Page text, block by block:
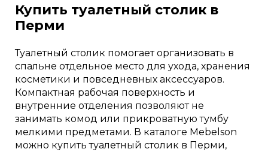
Купить туалетный столик в
Перми
Туалетный столик помогает организовать в
спальне отдельное место для ухода, хранения
косметики и повседневных аксессуаров.
Компактная рабочая поверхность и
внутренние отделения позволяют не
занимать комод или прикроватную тумбу
мелкими предметами. В каталоге Mebelson
можно купить туалетный столик в Перми,